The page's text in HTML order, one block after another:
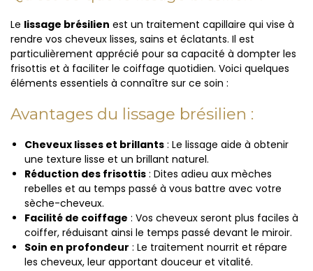
Le lissage brésilien est un traitement capillaire qui vise à
rendre vos cheveux lisses, sains et éclatants. Il est
particulièrement apprécié pour sa capacité à dompter les
frisottis et à faciliter le coiffage quotidien. Voici quelques
éléments essentiels à connaître sur ce soin :
Avantages du lissage brésilien :
Cheveux lisses et brillants : Le lissage aide à obtenir
une texture lisse et un brillant naturel.
Réduction des frisottis : Dites adieu aux mèches
rebelles et au temps passé à vous battre avec votre
sèche-cheveux.
Facilité de coiffage : Vos cheveux seront plus faciles à
coiffer, réduisant ainsi le temps passé devant le miroir.
Soin en profondeur : Le traitement nourrit et répare
les cheveux, leur apportant douceur et vitalité.